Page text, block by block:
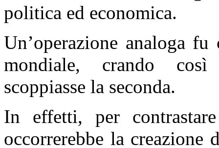
politica ed economica.
Un’operazione analoga
mondiale, crando
scoppiasse la seconda.
In effetti, per
occorrerebbe la creazione